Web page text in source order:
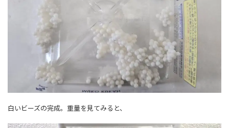
白いビーズの完成。重量を見てみると、